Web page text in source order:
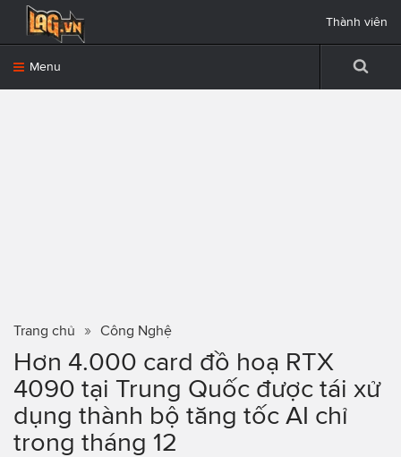
Menu
Thành viên
Trang chủ Công Nghệ
Hơn 4.000 card đồ hoạ RTX
4090 tại Trung Quốc được tái xử
dụng thành bộ tăng tốc AI chỉ
trong tháng 12